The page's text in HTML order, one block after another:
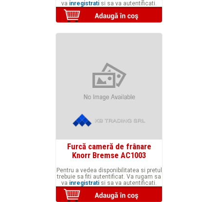
va inregistrati si sa va autentificati.
Furcă cameră de frânare
Knorr Bremse AC1003
Pentru a vedea disponibilitatea si pretul
trebuie sa fiti autentificat. Va rugam sa
va inregistrati si sa va autentificati.